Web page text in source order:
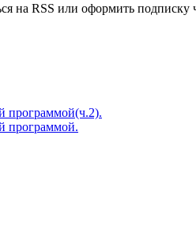
на RSS или оформить
программой(ч.2).
программой.